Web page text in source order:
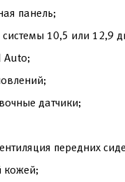
панель;
10,5 или 12,9
Auto;
датчики;
передних
кожей;